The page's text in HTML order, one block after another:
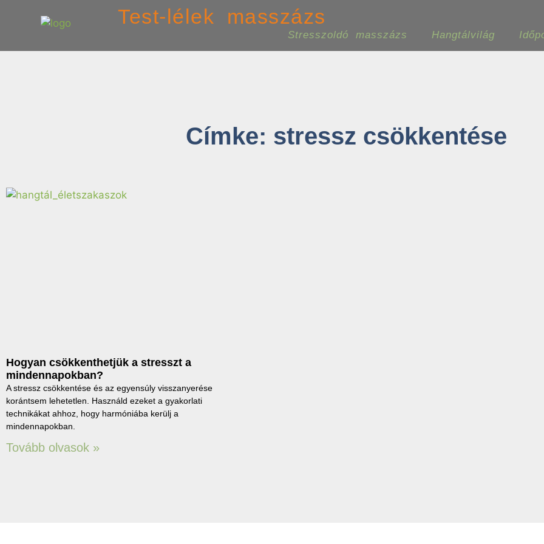
Test-lélek masszázs
Stresszoldó masszázs Hangtálvilág
Címke: stressz csökkentése
Hogyan csökkenthetjük a stresszt a
mindennapokban?
A stressz csökkentése és az egyensúly visszanyerése
korántsem lehetetlen. Használd ezeket a gyakorlati
technikákat ahhoz, hogy harmóniába kerülj a
mindennapokban.
Tovább olvasok »